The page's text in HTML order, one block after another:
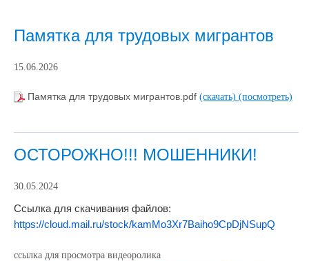
Памятка для трудовых мигрантов
15.06.2026
Памятка для трудовых мигрантов.pdf (скачать) (посмотреть)
ОСТОРОЖНО!!! МОШЕННИКИ!
30.05.2024
Ссылка для скачивания файлов:
https://cloud.mail.ru/stock/kamMo3Xr7Baiho9CpDjNSupQ
ссылка для просмотра видеоролика